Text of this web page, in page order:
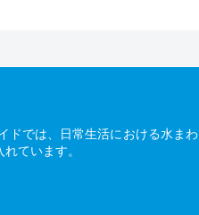
ドでは、日常生活における水ま
ています。